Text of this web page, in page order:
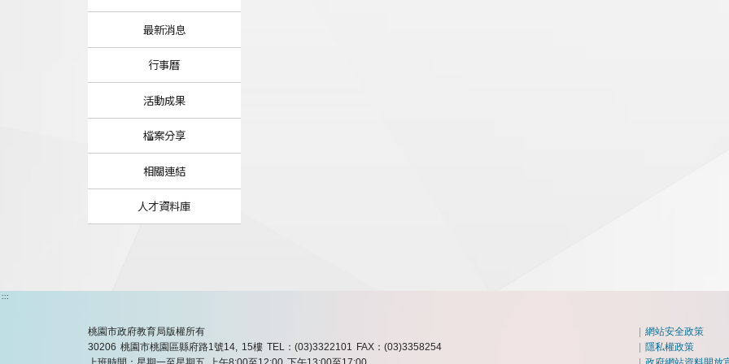
最新消息
行事曆
活動成果
檔案分享
相關連結
人才資料庫
:::
桃園市政府教育局版權所有
30206 桃園市桃園區縣府路1號14, 15樓 TEL：(03)3322101
FAX：(03)3358254
|網站安全政策
|隱私權政策